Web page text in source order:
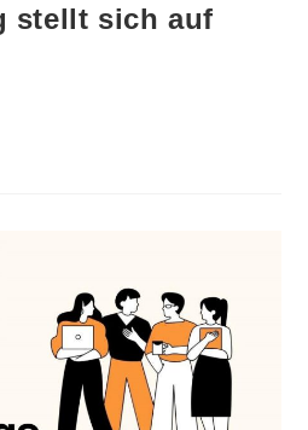
stellt sich auf